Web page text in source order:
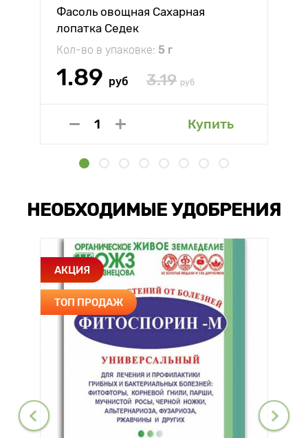
Фасоль овощная Сахарная
лопатка Седек
Кол-во в упаковке: 5 г
1.89 руб 3.19 руб
Купить
НЕОБХОДИМЫЕ УДОБРЕНИЯ
АКЦИЯ
ТОП ПРОДАЖ